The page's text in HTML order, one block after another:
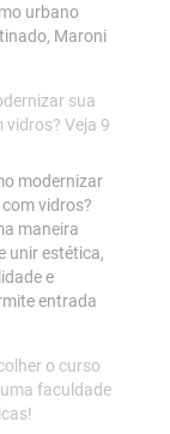
urbano
Maroni
sua
vidros? Veja 9
modernizar
vidros?
maneira
unir estética,
e
entrada
o curso
faculdade